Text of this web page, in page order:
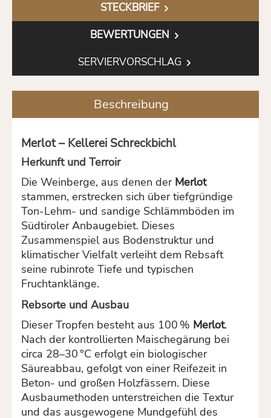
STECKBRIEF
BEWERTUNGEN
SERVIERVORSCHLAG
Beschreibung
Merlot – Kellerei Schreckbichl
Herkunft und Terroir
Die Weinberge, aus denen der Merlot
stammen, erstrecken sich über tiefgründige
Ton-Lehm- und sandige Schlämmböden im
Südtiroler Anbaugebiet. Dieses
Zusammenspiel aus Bodenstruktur und
klimatischer Vielfalt verleiht dem Rebsaft
seine rubinrote Tiefe und typischen
Fruchtanklänge.
Rebsorte und Ausbau
Dieser Tropfen besteht aus 100 % Merlot.
Nach der kontrollierten Maischegärung bei
circa 28–30 °C erfolgt ein biologischer
Säureabbau, gefolgt von einer Reifezeit in
Beton- und großen Holzfässern. Diese
Ausbaumethoden unterstreichen die Textur
und das ausgewogene Mundgefühl des